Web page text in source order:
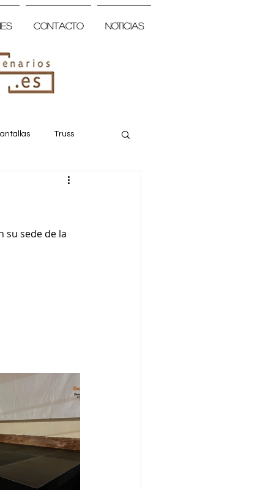
Contacto Noticias
Truss
su sede de la